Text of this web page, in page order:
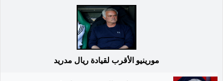
مورينيو الأقرب لقيادة ريال مدريد